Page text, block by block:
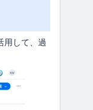
用して、過